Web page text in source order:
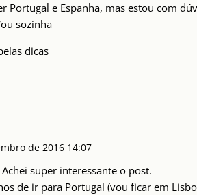
Portugal e Espanha, mas estou com
sozinha
dicas
de 2016 14:07
super interessante o post.
de ir para Portugal (vou ficar em